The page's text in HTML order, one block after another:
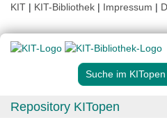
KIT | KIT-Bibliothek | Impressum |
Suche im
Repository KITopen